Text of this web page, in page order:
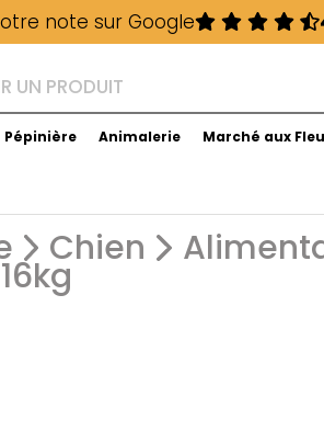
note sur Google
Pépinière Animalerie Marché aux
Chien